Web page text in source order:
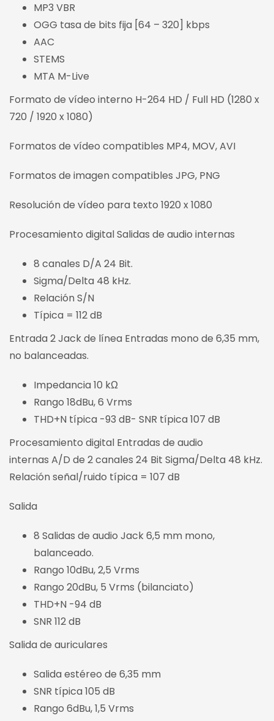
MP3 VBR
OGG tasa de bits fija [64 – 320] kbps
AAC
STEMS
MTA M-Live
Formato de vídeo interno H-264 HD / Full HD (1280 x
720 / 1920 x 1080)
Formatos de vídeo compatibles MP4, MOV, AVI
Formatos de imagen compatibles JPG, PNG
Resolución de vídeo para texto 1920 x 1080
Procesamiento digital Salidas de audio internas
8 canales D/A 24 Bit.
Sigma/Delta 48 kHz.
Relación S/N
Típica = 112 dB
Entrada 2 Jack de línea Entradas mono de 6,35 mm,
no balanceadas.
Impedancia 10 kΩ
Rango 18dBu, 6 Vrms
THD+N típica -93 dB- SNR típica 107 dB
Procesamiento digital Entradas de audio
internas A/D de 2 canales 24 Bit Sigma/Delta 48 kHz.
Relación señal/ruido típica = 107 dB
Salida
8 Salidas de audio Jack 6,5 mm mono,
balanceado.
Rango 10dBu, 2,5 Vrms
Rango 20dBu, 5 Vrms (bilanciato)
THD+N -94 dB
SNR 112 dB
Salida de auriculares
Salida estéreo de 6,35 mm
SNR típica 105 dB
Rango 6dBu, 1,5 Vrms